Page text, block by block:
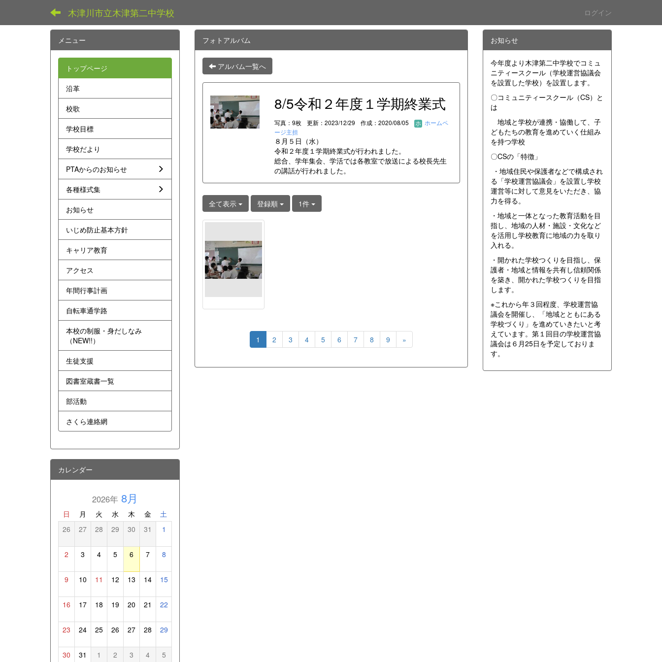
木津川市立木津第二中学校 ログイン
フォトアルバム
アルバム一覧へ
8/5令和２年度１学期終業式
写真：9枚 更新：2023/12/29 作成：2020/08/05
ホームペ
ージ主担
８月５日（水）
令和２年度１学期終業式が行われました。
総合、学年集会、学活では各教室で放送による校長先生
の講話が行われました。
全て表示 登録順 1件
1 2 3 4 5 6 7 8 9 »
メニュー
トップページ
沿革
校歌
学校目標
学校だより
PTAからのお知らせ
各種様式集
お知らせ
いじめ防止基本方針
キャリア教育
アクセス
年間行事計画
自転車通学路
本校の制服・身だしなみ
（NEW!!）
生徒支援
図書室蔵書一覧
部活動
さくら連絡網
カレンダー
2026年8月
日 月 火 水 木 金 土
26 27 28 29 30 31 1
2 3 4 5 6 7 8
9 10 11 12 13 14 15
16 17 18 19 20 21 22
23 24 25 26 27 28 29
30 31 1 2 3 4 5
お知らせ
今年度より木津第二中学校でコミュ
ニティースクール（学校運営協議会
を設置した学校）を設置します。
〇コミュニティースクール（CS）と
は
地域と学校が連携・協働して、子
どもたちの教育を進めていく仕組み
を持つ学校
〇CSの「特徴」
・地域住民や保護者などで構成され
る「学校運営協議会」を設置し学校
運営等に対して意見をいただき、協
力を得る。
・地域と一体となった教育活動を目
指し、地域の人材・施設・文化など
を活用し学校教育に地域の力を取り
入れる。
・開かれた学校つくりを目指し、保
護者・地域と情報を共有し信頼関係
を築き、開かれた学校つくりを目指
します。
※これから年３回程度、学校運営協
議会を開催し、「地域とともにある
学校づくり」を進めていきたいと考
えています。第１回目の学校運営協
議会は６月25日を予定しておりま
す。